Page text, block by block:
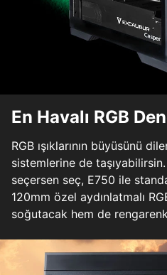
En Havalı RGB
RGB ışıklarının büyüsünü
sistemlerine de
seçersen seç, E750 ile
120mm özel aydınlatmalı
soğutacak hem de